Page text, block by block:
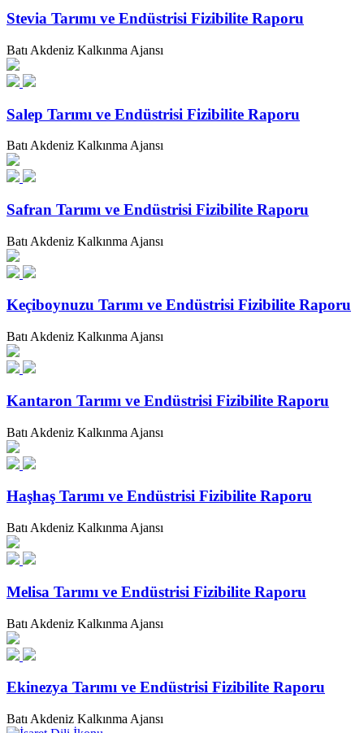
Stevia Tarımı ve Endüstrisi Fizibilite Raporu
Batı Akdeniz Kalkınma Ajansı
Salep Tarımı ve Endüstrisi Fizibilite Raporu
Batı Akdeniz Kalkınma Ajansı
Safran Tarımı ve Endüstrisi Fizibilite Raporu
Batı Akdeniz Kalkınma Ajansı
Keçiboynuzu Tarımı ve Endüstrisi Fizibilite Raporu
Batı Akdeniz Kalkınma Ajansı
Kantaron Tarımı ve Endüstrisi Fizibilite Raporu
Batı Akdeniz Kalkınma Ajansı
Haşhaş Tarımı ve Endüstrisi Fizibilite Raporu
Batı Akdeniz Kalkınma Ajansı
Melisa Tarımı ve Endüstrisi Fizibilite Raporu
Batı Akdeniz Kalkınma Ajansı
Ekinezya Tarımı ve Endüstrisi Fizibilite Raporu
Batı Akdeniz Kalkınma Ajansı